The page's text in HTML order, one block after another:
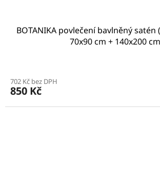
BOTANIKA povlečení bavlněný satén
70x90 cm + 140x200 cm
produktu
je
702 Kč bez DPH
850 Kč